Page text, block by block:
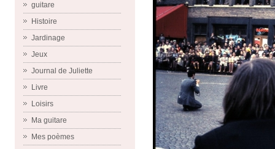
guitare
Histoire
Jardinage
Jeux
Journal de Juliette
Livre
Loisirs
Ma guitare
Mes poèmes